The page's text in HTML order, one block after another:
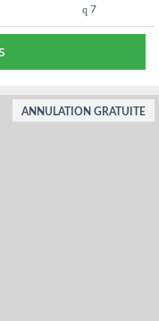
7
ANNULATION GRATUITE